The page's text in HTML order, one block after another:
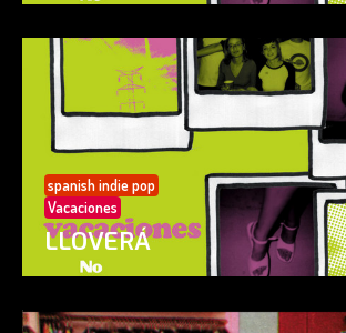
spanish indie pop
Vacaciones
LLOVERÁ